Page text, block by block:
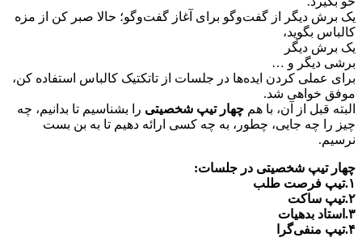
یک برش دیگر از گفت‌وگو برای آغاز گفت‌وگو؛ حالا صبر کن از مزه
کالباس بگوید،
یک برش دیگر
برشی دیگر و …
برای عملی کردن ایده‌ها در جلسات از تاتکتیک کالباس استفاده کن،
موفق خواهی شد.
البته قبل از آن، با هم چهار تیپ شخصیتی را بشناسیم تا بدانیم، چه
چیز را چه جایی، چطور، به چه کسی ارائه دهیم تا به بن بست
نرسیم.
چهار تیپ شخصیتی در جلسات:
۱.تیپ فرصت طلب
۲.تیپ ساکت
۳.استاد بدهیات
۴.تیپ منفی‌گرا